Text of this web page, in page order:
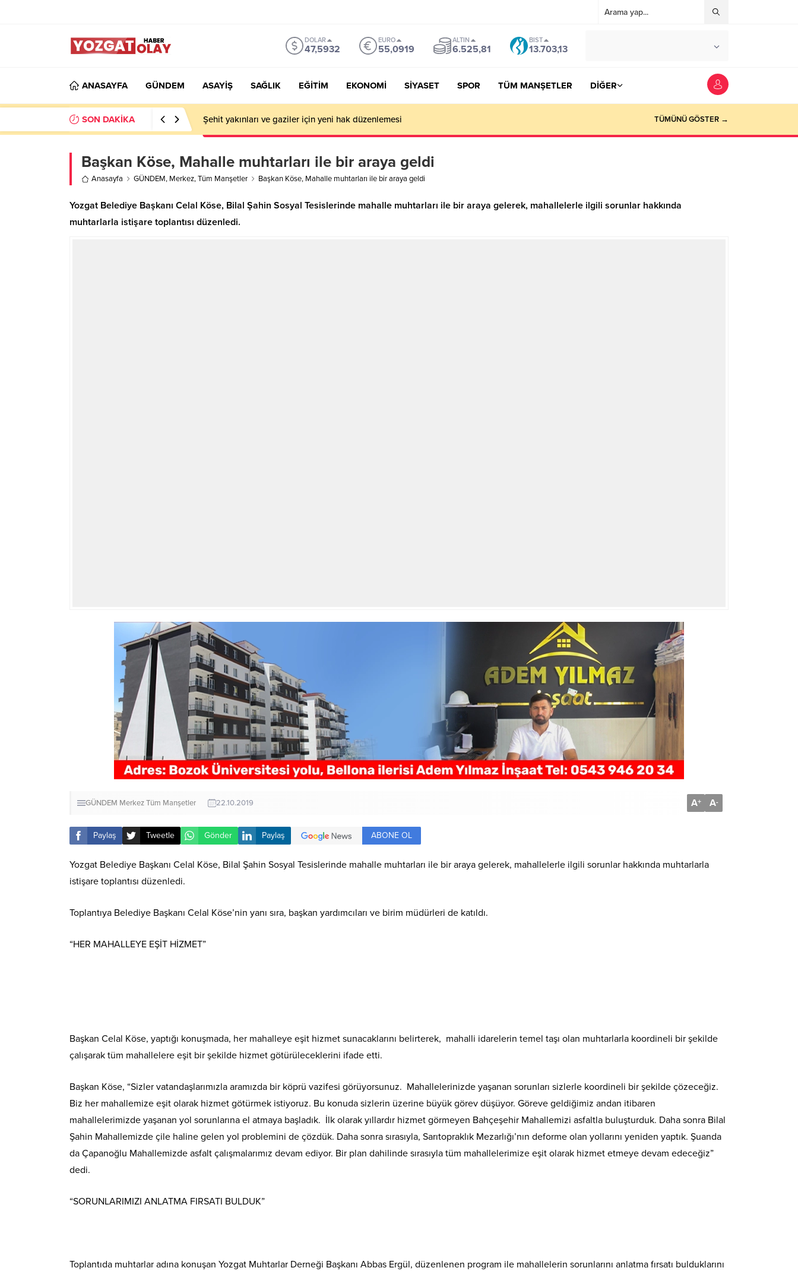
DOLAR
47,5932
EURO
55,0919
ALTIN
6.525,81
BIST
13.703,13
ANASAYFA GÜNDEM ASAYİŞ SAĞLIK EĞİTİM EKONOMİ SİYASET SPOR TÜM MANŞETLER DİĞER
SON DAKİKA Şehit yakınları ve gaziler için yeni hak düzenlemesi TÜMÜNÜ GÖSTER →
Başkan Köse, Mahalle muhtarları ile bir araya geldi
Anasayfa GÜNDEM, Merkez,Tüm Manşetler Başkan Köse, Mahalle muhtarları ile bir araya geldi
Yozgat Belediye Başkanı Celal Köse, Bilal Şahin Sosyal Tesislerinde mahalle muhtarları ile bir araya gelerek, mahallelerle ilgili sorunlar hakkında
muhtarlarla istişare toplantısı düzenledi.
GÜNDEM MerkezTüm Manşetler 22.10.2019 A+ A-
Paylaş Tweetle Gönder Paylaş ABONE OL
Yozgat Belediye Başkanı Celal Köse, Bilal Şahin Sosyal Tesislerinde mahalle muhtarları ile bir araya gelerek, mahallelerle ilgili sorunlar hakkında muhtarlarla
istişare toplantısı düzenledi.
Toplantıya Belediye Başkanı Celal Köse’nin yanı sıra, başkan yardımcıları ve birim müdürleri de katıldı.
“HER MAHALLEYE EŞİT HİZMET”
Başkan Celal Köse, yaptığı konuşmada, her mahalleye eşit hizmet sunacaklarını belirterek, mahalli idarelerin temel taşı olan muhtarlarla koordineli bir şekilde
çalışarak tüm mahallelere eşit bir şekilde hizmet götürüleceklerini ifade etti.
Başkan Köse, “Sizler vatandaşlarımızla aramızda bir köprü vazifesi görüyorsunuz. Mahallelerinizde yaşanan sorunları sizlerle koordineli bir şekilde çözeceğiz.
Biz her mahallemize eşit olarak hizmet götürmek istiyoruz. Bu konuda sizlerin üzerine büyük görev düşüyor. Göreve geldiğimiz andan itibaren
mahallelerimizde yaşanan yol sorunlarına el atmaya başladık. İlk olarak yıllardır hizmet görmeyen Bahçeşehir Mahallemizi asfaltla buluşturduk. Daha sonra Bilal
Şahin Mahallemizde çile haline gelen yol problemini de çözdük. Daha sonra sırasıyla, Sarıtopraklık Mezarlığı’nın deforme olan yollarını yeniden yaptık. Şuanda
da Çapanoğlu Mahallemizde asfalt çalışmalarımız devam ediyor. Bir plan dahilinde sırasıyla tüm mahallelerimize eşit olarak hizmet etmeye devam edeceğiz”
dedi.
“SORUNLARIMIZI ANLATMA FIRSATI BULDUK”
Toplantıda muhtarlar adına konuşan Yozgat Muhtarlar Derneği Başkanı Abbas Ergül, düzenlenen program ile mahallelerin sorunlarını anlatma fırsatı bulduklarını